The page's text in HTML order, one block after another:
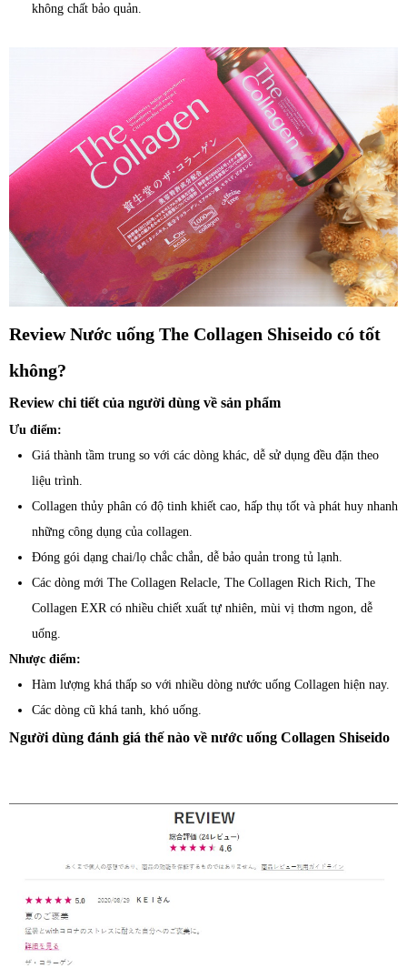
không chất bảo quản.
Review Nước uống The Collagen Shiseido có tốt
không?
Review chi tiết của người dùng về sản phẩm
Ưu điểm:
Giá thành tầm trung so với các dòng khác, dễ sử dụng đều đặn theo
liệu trình.
Collagen thủy phân có độ tinh khiết cao, hấp thụ tốt và phát huy nhanh
những công dụng của collagen.
Đóng gói dạng chai/lọ chắc chắn, dễ bảo quản trong tủ lạnh.
Các dòng mới The Collagen Relacle, The Collagen Rich Rich, The
Collagen EXR có nhiều chiết xuất tự nhiên, mùi vị thơm ngon, dễ
uống.
Nhược điểm:
Hàm lượng khá thấp so với nhiều dòng nước uống Collagen hiện nay.
Các dòng cũ khá tanh, khó uống.
Người dùng đánh giá thế nào về nước uống Collagen Shiseido